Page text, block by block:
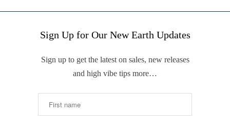
Sign Up for Our New Earth Updates
Sign up to get the latest on sales, new releases
and high vibe tips more…